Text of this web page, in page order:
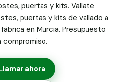
torsión
galvanizado
malla H.
puertas y kits. Vallate
puertas y kits de vallado a
en Murcia. Presupuesto
compromiso.
Llamar ahora